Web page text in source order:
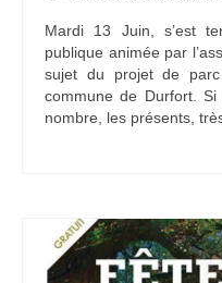
Mardi 13 Juin, s’est
publique animée par
sujet du projet de
commune de Durfort.
nombre, les présents,